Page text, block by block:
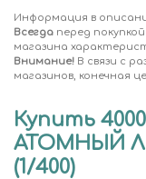
Информация в
Всегда перед
магазина
Внимание! В связи с
магазинов, конечная
Купить
АТОМНЫЙ
(1/400)